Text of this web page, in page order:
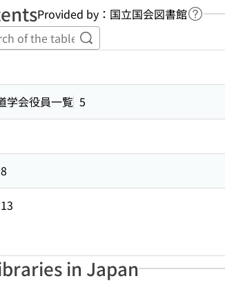
Provided by：国立国会図書館 Link
Perform keyword search
学会役員一覧 5
8
13
in Japan